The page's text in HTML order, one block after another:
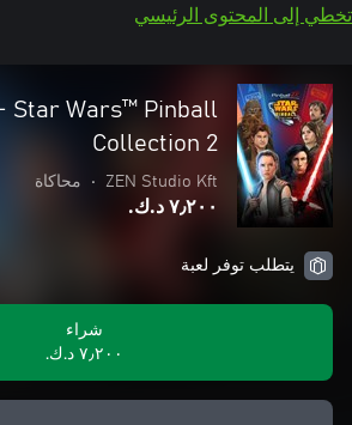
تخطي إلى المحتوى الرئيسي
Star Wars™️ Pinball
Collection 2
ZEN Studio Kft
• محاكاة
٧٫٢٠٠ د.ك.‏
يتطلب توفر لعبة
شراء
٧٫٢٠٠ د.ك.‏